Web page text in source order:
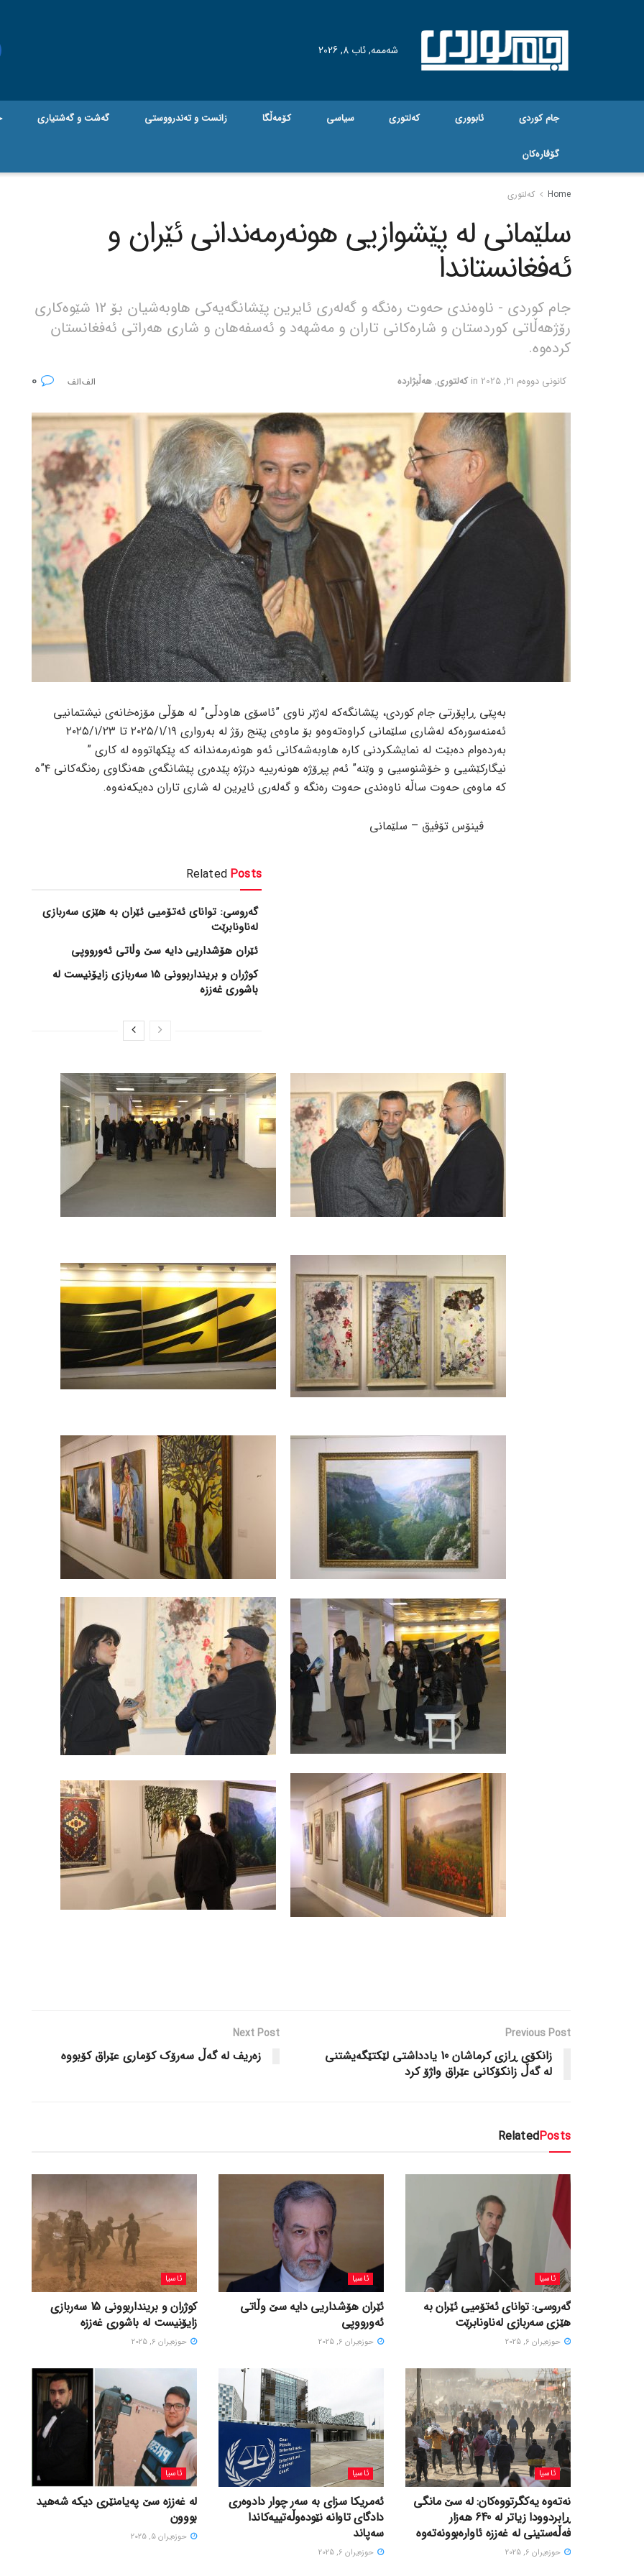
شەممە, ئاب 8, 2026
جام کوردی ئابووری کەلتوری سیاسی کۆمەڵگا زانست و تەندرووستی گه‌شت و گه‌شتیاری
گۆڤاره‌کان
Home کەلتوری
‎سلێمانی لە پێشوازیی هونەرمەندانی ئێران و
ئەفغانستاندا
جام کوردی - ناوەندی حەوت رەنگە و گەلەری ئایرین پێشانگەیەكی هاوبەشیان بۆ 12 شێوەكاری
رۆژهەڵاتی كوردستان و شارەكانی تاران و مەشهەد و ئەسفەهان و شاری هەراتی ئەفغانستان
کردەوە.
كانونی دووه‌م 21, 2025 in کەلتوری,هەڵبژاردە
بەپێی ڕاپۆرتی جام کوردی، ‎پێشانگەكە لەژێر ناوی ”ئاسۆی هاودڵی” لە هۆڵی مۆزەخانەی نیشتمانیی
ئەمنەسورەكە لەشاری سلێمانی كراوەتەوەو بۆ ماوەی پێنج رۆژ لە بەرواری ٢٠٢٥/١/١٩ تا ٢٠٢٥/١/٢٣
بەردەوام دەبێت لە نمایشكردنی كارە هاوبەشەكانی ئەو هونەرمەندانە كە پێكهاتووە لە كاری ”
نیگاركێشیی و خۆشنوسیی و وێنە” ئەم پڕۆژە هونەرییە درێژە پێدەری پێشانگەی هەنگاوی رەنگەكانی ٤”ە
كە ماوەی حەوت ساڵە ناوەندی حەوت رەنگە و گەلەری ئایرین لە شاری تاران دەیكەنەوە.
Related Posts
گەروسی: توانای ئەتۆمیی ئێران بە هێزی سەربازی
لەناونابرێت
ئێران هۆشداریی دایە سێ وڵاتی ئەورووپی
کوژران و برینداربوونی 15 سەربازی زایۆنیست لە
باشوری غەززە
Previous Post
زانکۆی ڕازی کرماشان 10 یادداشتی لێکتێگەیشتنی
لە گەڵ زانکۆکانی عێراق واژۆ کرد
Next Post
زەریف لە گەڵ سەرۆک کۆماری عێراق کۆبووە
RelatedPosts
ئاسیا
گەروسی: توانای ئەتۆمیی ئێران بە
هێزی سەربازی لەناونابرێت
حوزه‌یران 6, 2025
ئاسیا
ئێران هۆشداریی دایە سێ وڵاتی
ئەورووپی
حوزه‌یران 6, 2025
ئاسیا
کوژران و برینداربوونی 15 سەربازی
زایۆنیست لە باشوری غەززە
حوزه‌یران 6, 2025
ئاسیا
نەتەوە یەکگرتووەکان: لە سێ مانگی
ڕابردوودا زیاتر لە 640 هەزار
فەڵەستینی لە غەززە ئاوارەبوونەتەوە
حوزه‌یران 6, 2025
ئاسیا
ئەمریکا سزای بە سەر چوار دادوەری
دادگای تاوانە نێودەوڵەتییەکاندا
سەپاند
حوزه‌یران 6, 2025
ئاسیا
لە غەززە سێ پەیامنێری دیکە شەهید
بووون
حوزه‌یران 5, 2025